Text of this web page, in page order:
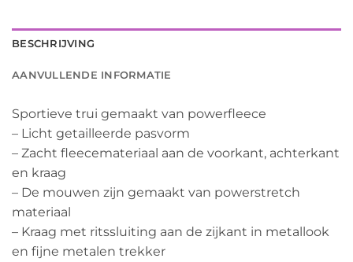
BESCHRIJVING
AANVULLENDE INFORMATIE
Sportieve trui gemaakt van powerfleece
– Licht getailleerde pasvorm
– Zacht fleecemateriaal aan de voorkant, achterkant
en kraag
– De mouwen zijn gemaakt van powerstretch
materiaal
– Kraag met ritssluiting aan de zijkant in metallook
en fijne metalen trekker